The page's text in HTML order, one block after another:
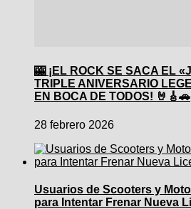
🎰 ¡EL ROCK SE SACA EL
TRIPLE ANIVERSARIO
EN BOCA DE TODOS! 🤘🎸🚗
28 febrero 2026
Usuarios de Scooters y
para Intentar Frenar Nueva